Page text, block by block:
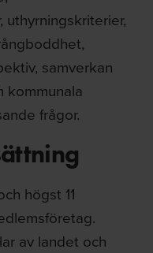
samverkan
kommunala
frågor.
högst 11
av landet och